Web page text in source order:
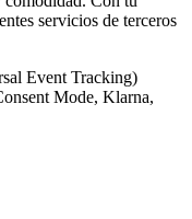
servicios de terceros
Event Tracking)
Mode, Klarna,